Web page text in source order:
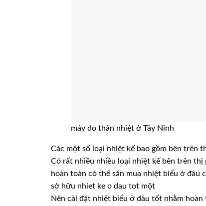
máy đo thân nhiệt ở Tây Ninh
Các một số loại nhiệt kế bao gồm bên trên
Có rất nhiều nhiều loại nhiệt kế bên trên
hoàn toàn có thể săn mua nhiệt biểu ở đâu
sở hữu nhiet ke o dau tot một
Nên cài đặt nhiệt biểu ở đâu tốt nhằm